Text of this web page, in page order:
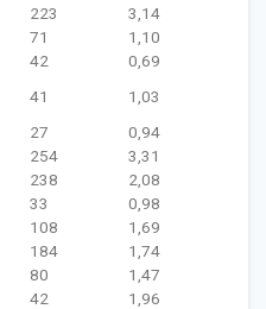
223
3,14
71
1,10
42
0,69
41
1,03
27
0,94
254
3,31
238
2,08
33
0,98
108
1,69
184
1,74
80
1,47
42
1,96